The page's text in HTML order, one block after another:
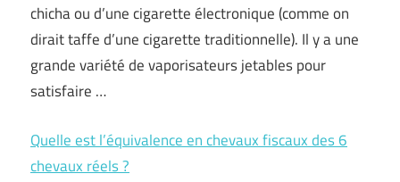
chicha ou d’une cigarette électronique (comme on
dirait taffe d’une cigarette traditionnelle). Il y a une
grande variété de vaporisateurs jetables pour
satisfaire …
Quelle est l’équivalence en chevaux fiscaux des 6
chevaux réels ?